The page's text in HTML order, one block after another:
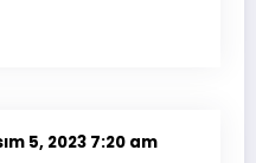
5, 2023 7:20 am